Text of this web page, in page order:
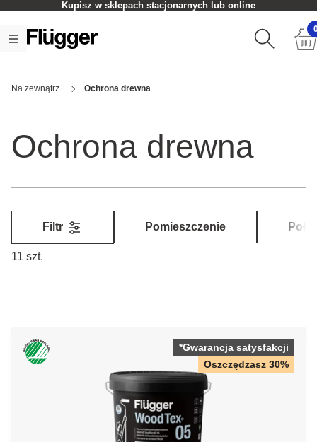
Czas realizacji zamówienia: 2-5 dni roboczych
Na zewnątrz Ochrona drewna
Ochrona drewna
11 szt.
Filtr Pomieszczenie
*Gwarancja satysfakcji
Oszczędzasz 30%